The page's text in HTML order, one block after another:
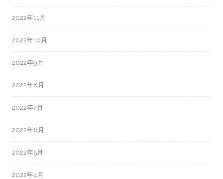
2022年11月
2022年10月
2022年9月
2022年8月
2022年7月
2022年6月
2022年5月
2022年4月